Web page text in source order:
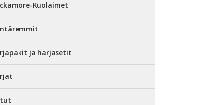
Kuolaimet
ja harjasetit